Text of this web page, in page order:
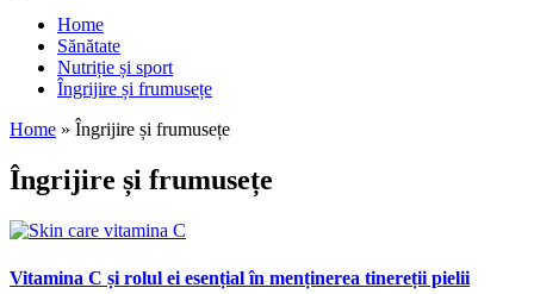
Home
Sănătate
Nutriție și sport
Îngrijire și frumusețe
Home » Îngrijire și frumusețe
Îngrijire și frumusețe
Vitamina C și rolul ei esențial în menținerea tinereții pielii